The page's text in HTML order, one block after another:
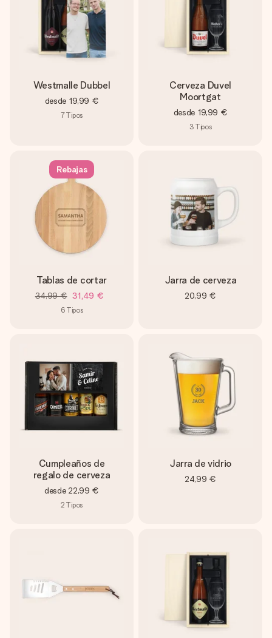
Westmalle Dubbel
desde 19,99 €
7Tipos
Cerveza Duvel
Moortgat
desde 19,99 €
3 Tipos
Rebajas
Tablas de cortar
34,99 € 31,49 €
6 Tipos
Jarra de cerveza
20,99 €
Cumpleaños de
regalo de cerveza
desde 22,99 €
2 Tipos
Jarra de vidrio
24,99 €